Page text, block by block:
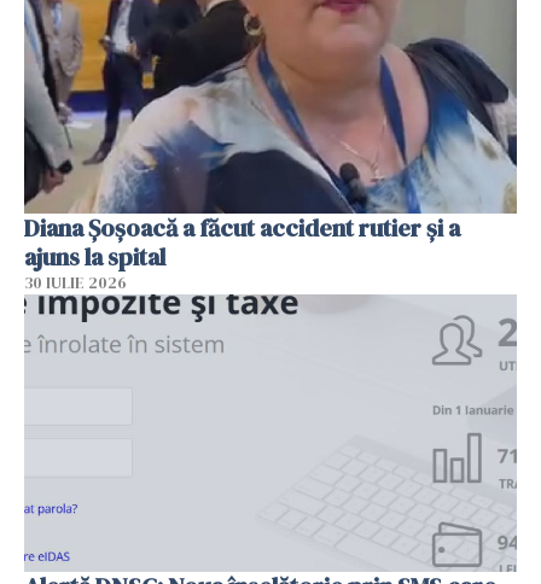
Diana Șoșoacă a făcut accident rutier și a
ajuns la spital
30 IULIE 2026